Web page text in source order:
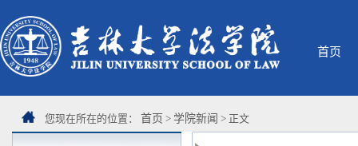
首页
您现在所在的位置： 首页 > 学院新闻 > 正文